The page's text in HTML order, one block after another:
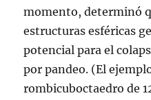
momento, determinó
estructuras esféricas
potencial para el
por pandeo. (El
rombicuboctaedro de